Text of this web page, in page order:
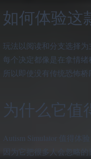
如何体验这
玩法以阅读和分支选择为
每个决定都像是在拿情
所以即使没有传统恐怖桥
为什么它值
Autism Simulator 值得体
因为它把很多人会忽略